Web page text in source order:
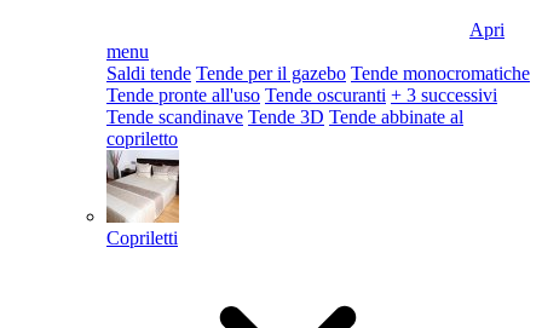
Apri
menu
Saldi tende Tende per il gazebo Tende monocromatiche
Tende pronte all'uso Tende oscuranti + 3 successivi
Tende scandinave Tende 3D Tende abbinate al
copriletto
Copriletti